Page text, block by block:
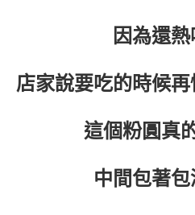
因為還
店家說要吃的時候
這個粉圓真
中間包著